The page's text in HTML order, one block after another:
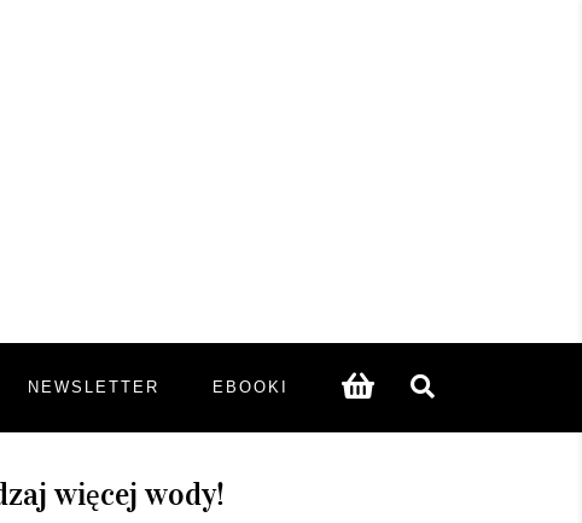
NEWSLETTER EBOOKI
więcej wody!